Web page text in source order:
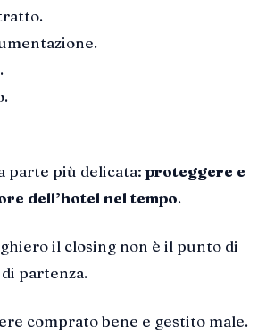
parte più delicata: proteggere e
dell’hotel nel tempo.
il closing non è il punto di
partenza.
comprato bene e gestito male.